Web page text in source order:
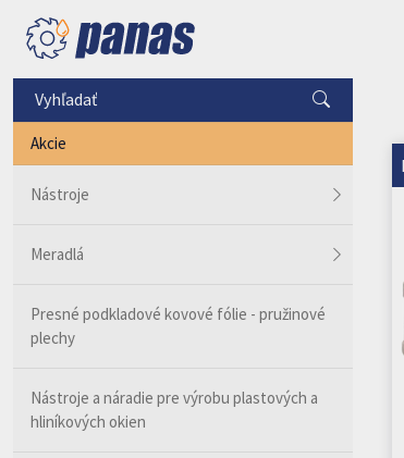
Akcie
Nástroje
Meradlá
Presné podkladové kovové fólie - pružinové
plechy
Nástroje a náradie pre výrobu plastových a
hliníkových okien